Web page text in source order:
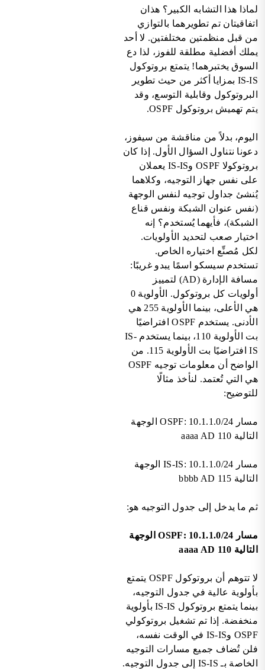
لماذا هذا التشابه الكبير؟ هذان
اتفاقيتان تم تطويرهما بالتوازي
من قبل منظمتين مختلفتين. لا أحد
يملك أفضلية مطلقة للفوز، لذا دع
السوق يختبرهما! يتمتع بروتوكول
IS-IS بمزايا أكثر من حيث تطوير
البروتوكول وقابلية التوسع، وقد
يتم تهميش بروتوكول OSPF.
اليوم، بدلاً من مناقشة من سيفوز،
دعونا نتناول السؤال الأول. إذا كان
بروتوكولا OSPF وIS-IS يعملان
على نفس جهاز التوجيه، وكلاهما
يُنشئ جداول توجيه لنفس الوجهة
(نفس عنوان الشبكة ونفس قناع
الشبكة)، فأيهما يُستخدم؟ إنه
اختيار صعب لتحديد الأولويات.
لكل مُصنِّع اختياره الخاص.
تستخدم سيسكو اسمًا يبدو غريبًا:
مسافة الإدارة (AD) لتمييز
أولويات كل بروتوكول. الأولوية 0
هي الأعلى، بينما الأولوية 255 هي
الأدنى. يستخدم OSPF افتراضيًا
بت الأولوية 110، بينما يستخدم IS-
IS افتراضيًا بت الأولوية 115. من
الواضح أن معلومات توجيه OSPF
هي التي تُعتمد. لنأخذ مثالًا
للتوضيح:
مسار OSPF: 10.1.1.0/24 الوجهة
التالية aaaa AD 110
مسار IS-IS: 10.1.1.0/24 الوجهة
التالية bbbb AD 115
ثم ما يدخل إلى جدول التوجيه هو:
مسار OSPF: 10.1.1.0/24 الوجهة
التالية aaaa AD 110
لا تتوهم أن بروتوكول OSPF يتمتع
بأولوية عالية في جدول التوجيه،
بينما يتمتع بروتوكول IS-IS بأولوية
منخفضة. إذا تم تشغيل بروتوكولي
OSPF وIS-IS في الوقت نفسه،
فلن تُضاف جميع مسارات التوجيه
الخاصة بـ IS-IS إلى جدول التوجيه.